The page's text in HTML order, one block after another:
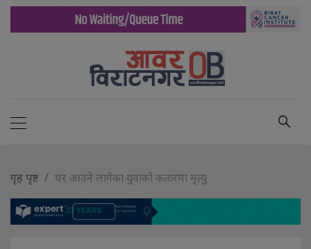
गृह पृष्ट घर आउने लागेका युवाको कतारमा मृत्यु